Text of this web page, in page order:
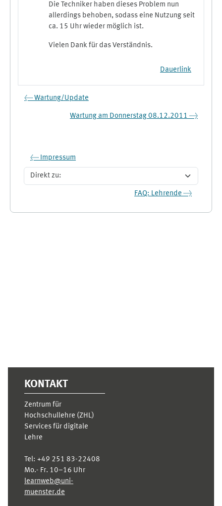
Die Techniker haben dieses Problem nun
allerdings behoben, sodass eine Nutzung seit
ca. 15 Uhr wieder möglich ist.
Vielen Dank für das Verständnis.
Dauerlink
← Wartung/Update
Wartung am Donnerstag 08.12.2011 →
← Impressum
FAQ: Lehrende →
KONTAKT
Zentrum für
Hochschullehre (ZHL)
Services für digitale
Lehre
Tel: +49 251 83-22408
Mo.- Fr. 10–16 Uhr
learnweb@uni-
muenster.de